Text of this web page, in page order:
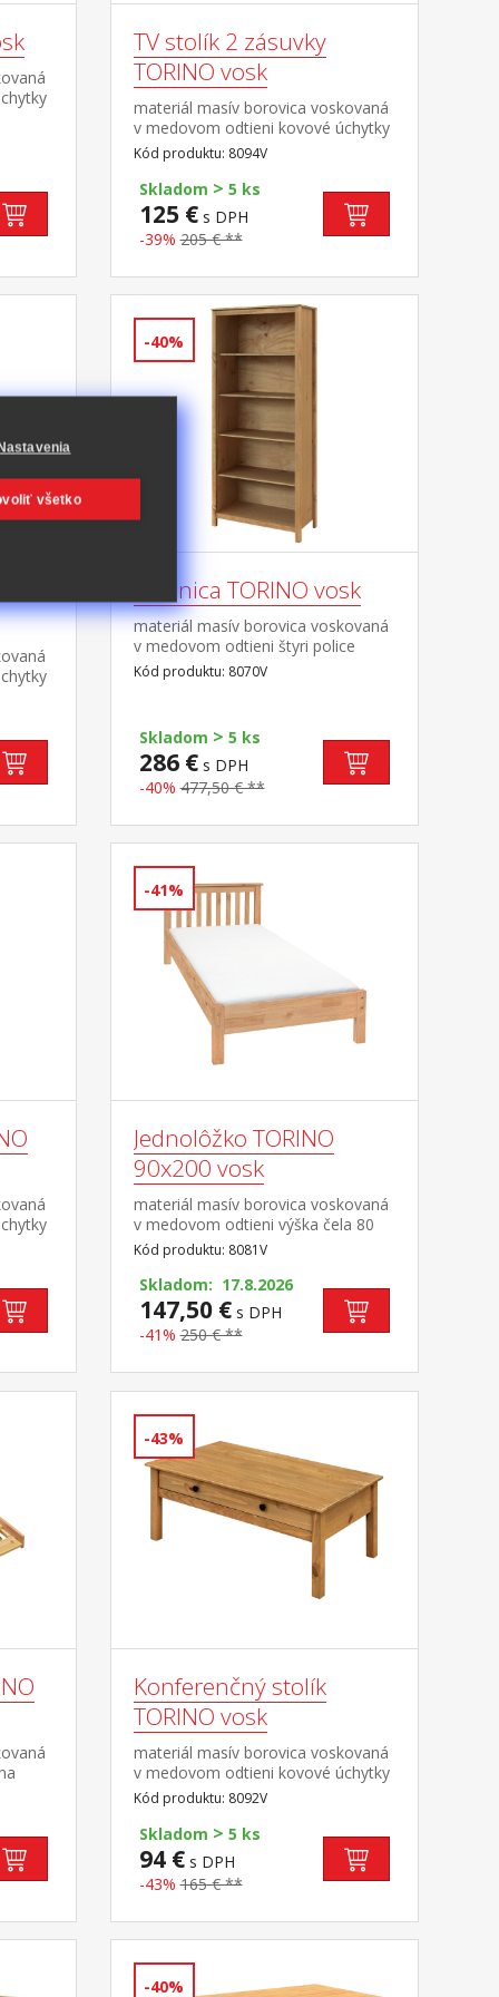
TV stolík 2 zásuvky
TORINO vosk
materiál masív borovica voskovaná
v medovom odtieni kovové úchytky
vo farebnom prevedení černená
mosadz 2 zásuvky s kovovými
pojazdmi, 1 polica maximálne
odporúčané zaťaženie hornej dosky
do 50 kg
Kód produktu: 8094V
Skladom > 5 ks
125 €s DPH
-39% 205 € **
-40%
Knižnica TORINO vosk
materiál masív borovica voskovaná
v medovom odtieni štyri police
Kód produktu: 8070V
Skladom > 5 ks
286 €s DPH
-40% 477,50 € **
-41%
Jednolôžko TORINO
90x200 vosk
materiál masív borovica voskovaná
v medovom odtieni výška čela 80
cm, výška sedu 38 cm, cena bez
roštu a matraca minimálna
odporúčaná výška matraca 15
cm odporúčaný rozmer matraca 90
× 200 cm a rošt R1 odporúčaná
nosnosť do 120 kg
Kód produktu: 8081V
Skladom: 17.8.2026
147,50 €s DPH
-41% 250 € **
k
-43%
Konferenčný stolík
TORINO vosk
materiál masív borovica voskovaná
v medovom odtieni kovové úchytky
vo farebnom prevedení černena
mosadz široká zásuvka s kovovými
pojazdmi
Kód produktu: 8092V
Skladom > 5 ks
94 €s DPH
-43% 165 € **
-40%
všetko